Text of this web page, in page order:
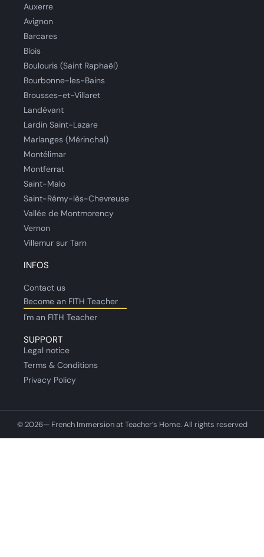
Auxerre
Avignon
Barcares
Blois
Boulouris (Saint Raphaël)
Bourbonne-les-Bains
Brousses-et-Villaret
Landévant
Lardin Saint-Lazare
Marlanges (Mérinchal)
Montélimar
Montferrat
Saint-Malo
Saint-Rémy-lès-Chevreuse
Vallée de Montmorency
Vernon
Villemur sur Tarn
INFOS
Contact us
Become an FITH Teacher
I'm an FITH Teacher
SUPPORT
Legal notice
Terms & Conditions
Privacy Policy
© 2026— French Immersion at Teacher’s Home. All rights reserved